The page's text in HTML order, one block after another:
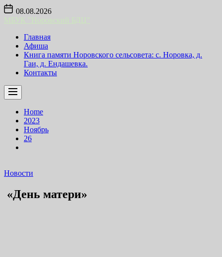
Skip
content
08.08.2026
Главная
Афиша
Книга памяти Норовского сельсовета: с. Норовка, д.
Гаи, д. Ендашевка.
Контакты
Home
2023
Ноябрь
26
Новости
«День матери»